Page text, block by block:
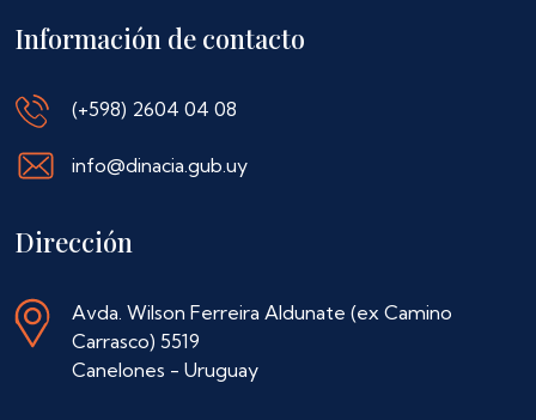
Información de contacto
(+598) 2604 04 08
info@dinacia.gub.uy
Dirección
Avda. Wilson Ferreira Aldunate (ex Camino
Carrasco) 5519
Canelones - Uruguay